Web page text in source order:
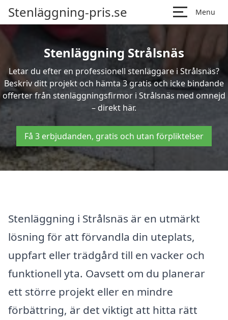
Stenläggning-pris.se Menu
Stenläggning Strålsnäs
Letar du efter en professionell stenläggare i Strålsnäs?
Beskriv ditt projekt och hämta 3 gratis och icke bindande
offerter från stenläggningsfirmor i Strålsnäs med omnejd
– direkt här.
Få 3 erbjudanden, gratis och utan förpliktelser
Stenläggning i Strålsnäs är en utmärkt
lösning för att förvandla din uteplats,
uppfart eller trädgård till en vacker och
funktionell yta. Oavsett om du planerar
ett större projekt eller en mindre
förbättring, är det viktigt att hitta rätt